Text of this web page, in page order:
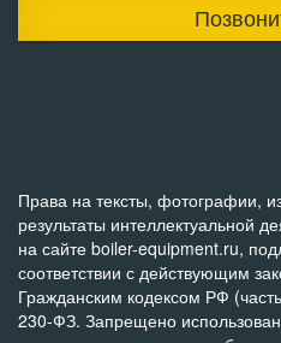
Права на тексты, фотографии,
результаты интеллектуальной
на сайте boiler-equipment.ru,
соответствии с действующим
Гражданским кодексом РФ
230-ФЗ. Запрещено